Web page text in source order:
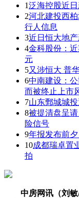
1泛海控股近
2河北建投西
行人信息
3近日恒大地
4金科股份：
元
5又涉恒大 普
6中南建设：
而被终止上市
7山东鄄城城
8被提清盘呈
险信号
9年报发布前
10成都瑞卓置
拍
中房网讯（刘敏/